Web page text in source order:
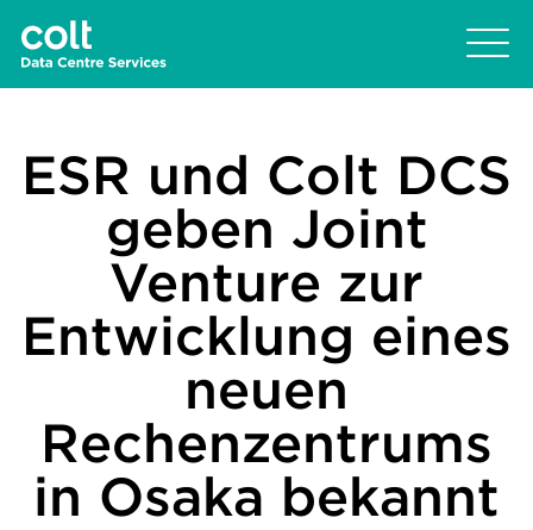
ESR und Colt DCS
geben Joint
Venture zur
Entwicklung eines
neuen
Rechenzentrums
in Osaka bekannt